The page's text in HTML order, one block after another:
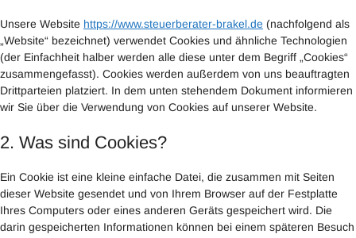
Unsere Website https://www.steuerberater-brakel.de (nachfolgend als
„Website“ bezeichnet) verwendet Cookies und ähnliche Technologien
(der Einfachheit halber werden alle diese unter dem Begriff „Cookies“
zusammengefasst). Cookies werden außerdem von uns beauftragten
Drittparteien platziert. In dem unten stehendem Dokument informieren
wir Sie über die Verwendung von Cookies auf unserer Website.
2. Was sind Cookies?
Ein Cookie ist eine kleine einfache Datei, die zusammen mit Seiten
dieser Website gesendet und von Ihrem Browser auf der Festplatte
Ihres Computers oder eines anderen Geräts gespeichert wird. Die
darin gespeicherten Informationen können bei einem späteren Besuch